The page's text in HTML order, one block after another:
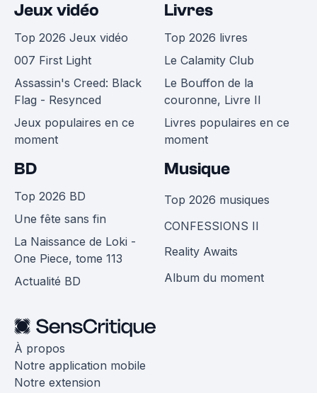
Jeux vidéo
Top 2026 Jeux vidéo
007 First Light
Assassin's Creed: Black
Flag - Resynced
Jeux populaires en ce
moment
Livres
Top 2026 livres
Le Calamity Club
Le Bouffon de la
couronne, Livre II
Livres populaires en ce
moment
BD
Top 2026 BD
Une fête sans fin
La Naissance de Loki -
One Piece, tome 113
Actualité BD
Musique
Top 2026 musiques
CONFESSIONS II
Reality Awaits
Album du moment
À propos
Notre application mobile
Notre extension